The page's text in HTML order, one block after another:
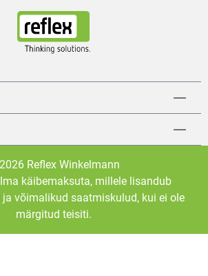
Reflex Winkelmann
käibemaksuta, millele lisandub
ja võimalikud saatmiskulud, kui ei ole
märgitud teisiti.